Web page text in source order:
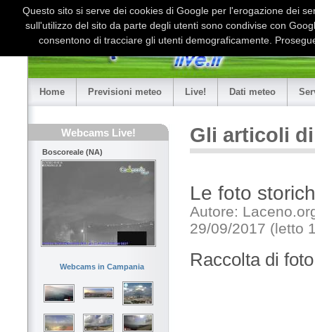
Home Previsioni meteo Live! Dati meteo
Webcams Live!
Boscoreale (NA)
Webcams in Campania
Gli articoli
Le foto
Autore:
29/09/2017 (letto
Raccolta di
Questo sito si serve dei cookies di Google per l'erogazione dei
sull'utilizzo del sito da parte degli utenti sono condivise con
consentono di tracciare gli utenti demograficamente.